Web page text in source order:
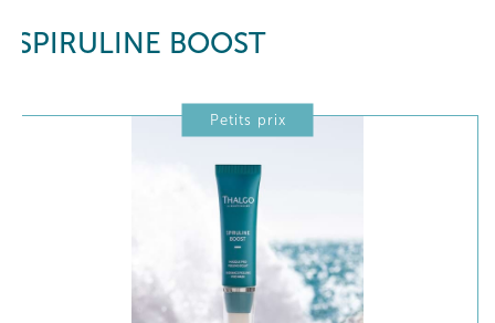
SPIRULINE BOOST
Petits prix